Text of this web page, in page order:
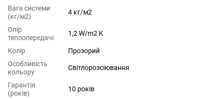
Вага системи
(кг/м2)
4 кг/м2
Опір
теплопередачі
1,2 W/m2 K
Колір
Прозорий
Особливість
кольору
Світлорозсіювання
Гарантія
(років)
10 років